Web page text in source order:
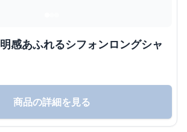
感あふれるシフォンロングシャ
商品の詳細を見る